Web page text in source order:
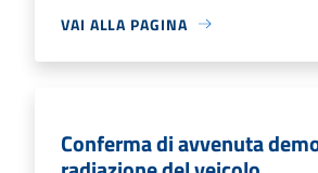
VAI ALLA PAGINA
Conferma di avvenuta